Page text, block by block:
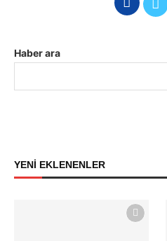
Haber ara
YENİ EKLENENLER